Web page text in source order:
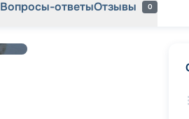
Вопросы-ответыОтзывы 0